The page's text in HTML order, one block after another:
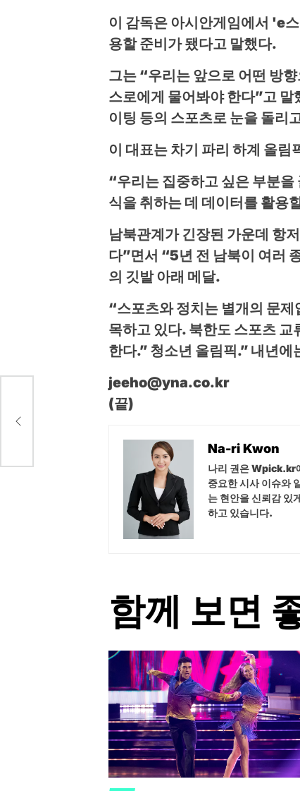
이 감독은 아시안게임에서 'e
용할 준비가 됐다고 말했다.
그는 “우리는 앞으로 어떤 방
스로에게 물어봐야 한다”고
이팅 등의 스포츠로 눈을 돌리
이 대표는 차기 파리 하계 올
“우리는 집중하고 싶은 부분
식을 취하는 데 데이터를 활용
남북관계가 긴장된 가운데 항
다”면서 “5년 전 남북이 여러
의 깃발 아래 메달.
“스포츠와 정치는 별개의 문
목하고 있다. 북한도 스포츠
한다.” 청소년 올림픽.” 내년에
jeeho@yna.co.kr
(끝)
Na-ri Kwon
나리 권은 Wpick.kr
중요한 시사 이슈와
는 현안을 신뢰감 있
하고 있습니다.
함께 보면